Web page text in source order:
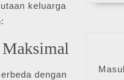
keluarga
dengan